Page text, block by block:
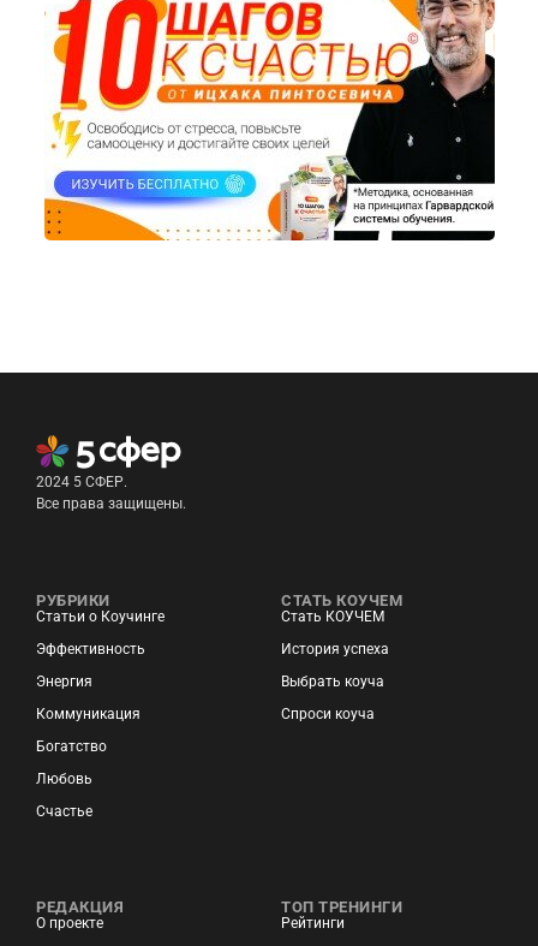
2024 5 СФЕР.
Все права защищены.
РУБРИКИ
Статьи о Коучинге
Эффективность
Энергия
Коммуникация
Богатство
Любовь
Счастье
СТАТЬ КОУЧЕМ
Стать КОУЧЕМ
История успеха
Выбрать коуча
Спроси коуча
РЕДАКЦИЯ
О проекте
ТОП ТРЕНИНГИ
Рейтинги